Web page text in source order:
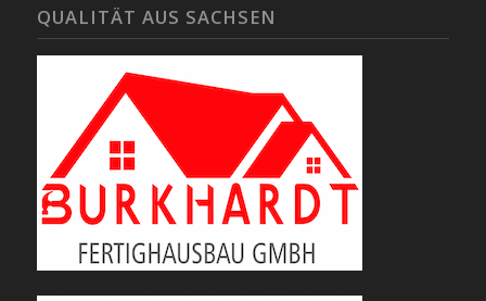
QUALITÄT AUS SACHSEN